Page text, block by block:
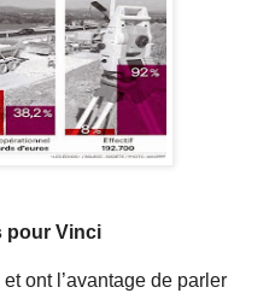
pour Vinci
ont l’avantage de parler